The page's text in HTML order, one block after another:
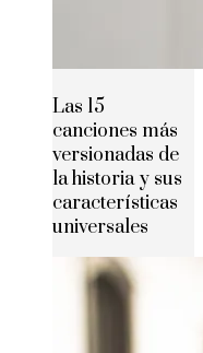
Las 15
canciones más
versionadas de
la historia y sus
características
universales